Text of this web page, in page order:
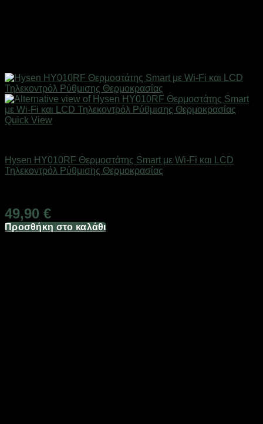
Quick View
Hysen HY010RF Θερμοστάτης Smart με Wi-Fi και LCD
Τηλεκοντρόλ Ρύθμισης Θερμοκρασίας
49,90 €
Προσθήκη στο καλάθι